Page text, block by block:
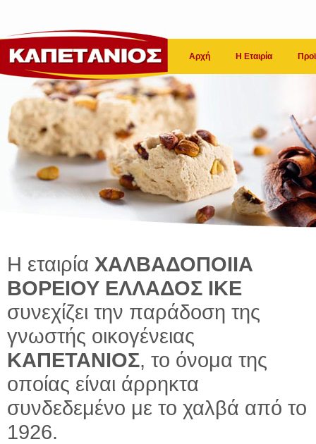
Αρχή Η Εταιρία
Η εταιρία ΧΑΛΒΑΔΟΠΟΙΙΑ
ΒΟΡΕΙΟΥ ΕΛΛΑΔΟΣ ΙΚΕ
συνεχίζει την παράδοση της
γνωστής οικογένειας
ΚΑΠΕΤΑΝΙΟΣ, το όνομα της
οποίας είναι άρρηκτα
συνδεδεμένο με το χαλβά από το
1926.